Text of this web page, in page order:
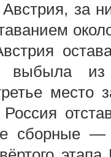
за
выбыла
место
сборные